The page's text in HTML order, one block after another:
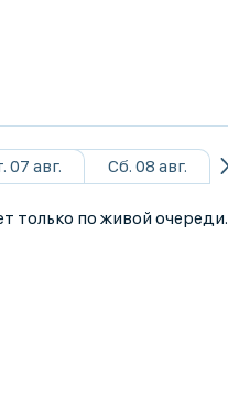
07 авг. Сб. 08 авг.
только по живой очереди.